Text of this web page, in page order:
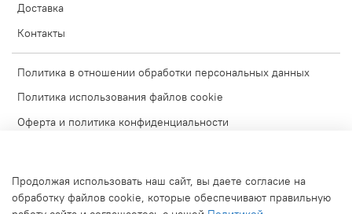
Доставка
Контакты
Политика в отношении обработки персональных данных
Политика использования файлов cookie
Оферта и политика конфиденциальности
Блог
Продолжая использовать наш сайт, вы даете согласие на
обработку файлов cookie, которые обеспечивают правильную